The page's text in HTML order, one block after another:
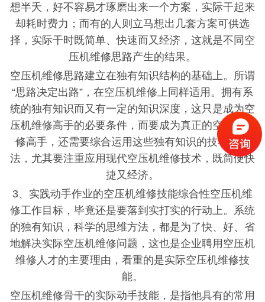
想半夭，好不容易才琢磨出来一个方案，实际干起来
却耗时费力；而有的人则立马想出几套方案可供选
择，实际干时既简单、快速而又经济，这就是不同空
压机维修思路产生的结果。
空压机维修思路建立在独有知识结构的基础上。所谓
“思路决定出路”，在空压机维修上同样适用。拥有系
统的独有知识而又有一定的知识深度，这只是成为空
压机维修高手的必要条件，而要成为真正的空压机维
修高手，还需要综合运用这些独有知识的技巧和方
法，尤其要注重应用现代空压机维修技术，既简便快
捷又经济。
3、实践动手作业的空压机维修技能综合性空压机维
修工作目标，毕竟还是要落到实打实的行动上。系统
的独有知识，科学的思维方法，都是为了快、好、省
地解决实际空压机维修问题，这也是企业聘用空压机
维修人才的主要理由，看重的是实际空压机维修技
能。
空压机维修骨干的实际动手技能，是指他具有的常用